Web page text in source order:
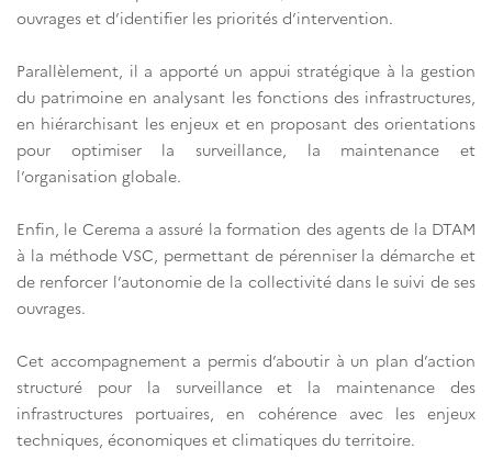
ouvrages et d’identifier les priorités d’intervention.
Parallèlement, il a apporté un appui stratégique à la gestion
du patrimoine en analysant les fonctions des infrastructures,
en hiérarchisant les enjeux et en proposant des orientations
pour optimiser la surveillance, la maintenance et
l’organisation globale.
Enfin, le Cerema a assuré la formation des agents de la DTAM
à la méthode VSC, permettant de pérenniser la démarche et
de renforcer l’autonomie de la collectivité dans le suivi de ses
ouvrages.
Cet accompagnement a permis d’aboutir à un plan d’action
structuré pour la surveillance et la maintenance des
infrastructures portuaires, en cohérence avec les enjeux
techniques, économiques et climatiques du territoire.